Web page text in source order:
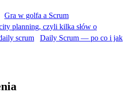
Gra w golfa a Scrum
planning, czyli kilka słów o
Daily Scrum — po co i jak